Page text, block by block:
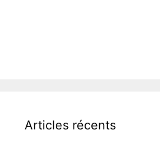
Articles récents